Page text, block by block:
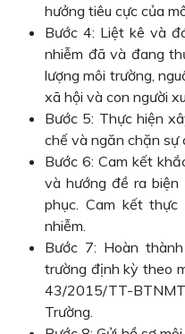
hưởng tiêu cực của
Bước 4: Liệt kê và
nhiễm đã và đang
lượng môi trường,
xã hội và con người
Bước 5: Thực hiện
chế và ngăn chặn sự
Bước 6: Cam kết
và hướng đề ra biện
phục. Cam kết
nhiễm.
Bước 7: Hoàn
trường định kỳ theo
43/2015/TT-
Trường.